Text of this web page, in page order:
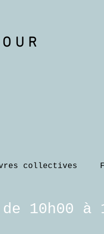
collectives
10h00 à